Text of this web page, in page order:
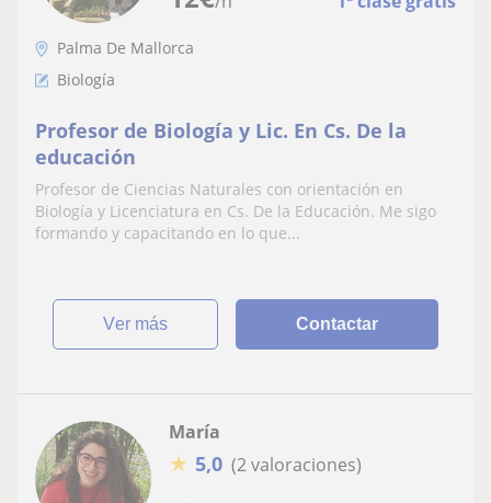
Palma De Mallorca
Biología
Profesor de Biología y Lic. En Cs. De la
educación
Profesor de Ciencias Naturales con orientación en
Biología y Licenciatura en Cs. De la Educación. Me sigo
formando y capacitando en lo que...
ver más Contactar
María
★ 5,0 (2 valoraciones)